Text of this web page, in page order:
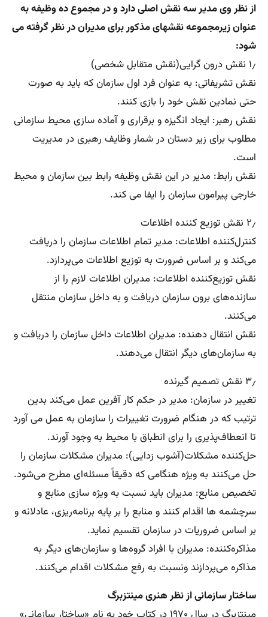
از نظر وی مدیر سه نقش اصلی دارد و در مجموع ده وظیفه به
عنوان زیرمجموعه نقشهای مذکور برای مدیران در نظر گرفته می
شود:
۱٫ نقش درون گرایی(نقش متقابل شخصی)
نقش تشریفاتی: به عنوان فرد اول سازمان که باید به صورت
حتی نمادین نقش خود را بازی کنند.
نقش رهبر: ایجاد انگیزه و برقراری و آماده سازی محیط سازمانی
مطلوب برای زیر دستان در شمار وظایف رهبری در مدیریت
است.
نقش رابط: مدیر در این نقش وظیفه رابط بین سازمان و محیط
خارجی پیرامون سازمان را ایفا می کند.
۲٫ نقش توزیع کننده اطلاعات
کنترل‌کننده اطلاعات: مدیر تمام اطلاعات سازمان را دریافت
می‌کند و بر اساس ضرورت به توزیع اطلاعات می‌پردازد.
نقش توزیع‌کننده اطلاعات: مدیران اطلاعات لازم را از
سازنده‌های برون سازمان دریافت و به داخل سازمان منتقل
می‌کنند.
نقش انتقال دهنده: مدیران اطلاعات داخل سازمان را دریافت و
به سازمان‌های دیگر انتقال می‌دهند.
۳٫ نقش تصمیم گیرنده
تغییر در سازمان: مدیر در حکم کار آفرین عمل می‌کند بدین
ترتیب که در هنگام ضرورت تغییرات را سازمان به عمل می آورد
تا انعطاف‌پذیری را برای انطباق با محیط به وجود آورند.
حل‌کننده مشکلات(آشوب زدایی): مدیران مشکلات سازمان را
حل می‌کنند به ویژه هنگامی که دقیقاً مسئله‌ای مطرح می‌شود.
تخصیص منابع: مدیران باید نسبت به ویژه ‌سازی منابع و
سرچشمه ‌ها اقدام کنند و منابع را بر پایه برنامه‌ریزی، عادلانه و
بر اساس ضروریات در سازمان تقسیم نماید.
مذاکره‌کننده: مدیران با افراد گروه‌ها و سازمان‌های دیگر به
مذاکره می‌پردازند ونسبت به رفع مشکلات اقدام می‌کنند.
ساختار سازمانی از نظر هنری مینتزبرگ